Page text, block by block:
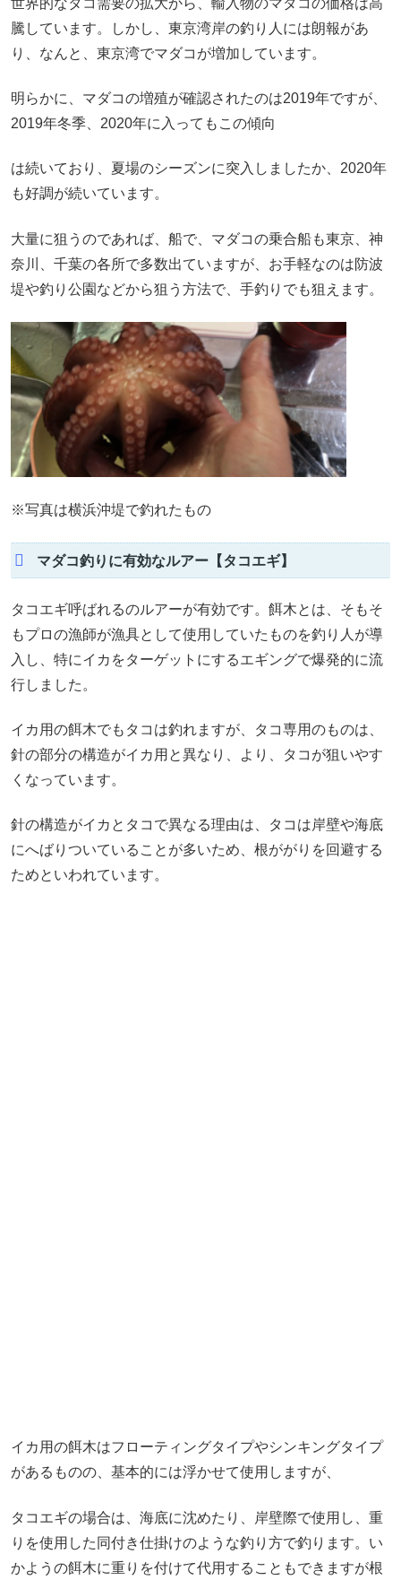
騰しています。しかし、東京湾岸の釣り人には朗報があ
り、なんと、東京湾でマダコが増加しています。
明らかに、マダコの増殖が確認されたのは2019年ですが、
2019年冬季、2020年に入ってもこの傾向
は続いており、夏場のシーズンに突入しましたか、2020年
も好調が続いています。
大量に狙うのであれば、船で、マダコの乗合船も東京、神
奈川、千葉の各所で多数出ていますが、お手軽なのは防波
堤や釣り公園などから狙う方法で、手釣りでも狙えます。
※写真は横浜沖堤で釣れたもの
マダコ釣りに有効なルアー【タコエギ】
タコエギ呼ばれるのルアーが有効です。餌木とは、そもそ
もプロの漁師が漁具として使用していたものを釣り人が導
入し、特にイカをターゲットにするエギングで爆発的に流
行しました。
イカ用の餌木でもタコは釣れますが、タコ専用のものは、
針の部分の構造がイカ用と異なり、より、タコが狙いやす
くなっています。
針の構造がイカとタコで異なる理由は、タコは岸壁や海底
にへばりついていることが多いため、根ががりを回避する
ためといわれています。
イカ用の餌木はフローティングタイプやシンキングタイプ
があるものの、基本的には浮かせて使用しますが、
タコエギの場合は、海底に沈めたり、岸壁際で使用し、重
りを使用した同付き仕掛けのような釣り方で釣ります。い
かようの餌木に重りを付けて代用することもできますが根